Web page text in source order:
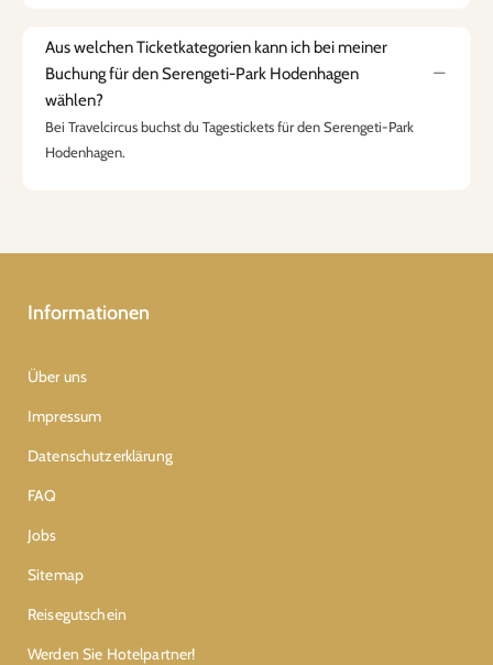
Aus welchen Ticketkategorien kann ich bei meiner
Buchung für den Serengeti-Park Hodenhagen
wählen?
Bei Travelcircus buchst du Tagestickets für den Serengeti-Park
Hodenhagen.
Informationen
Über uns
Impressum
Datenschutzerklärung
FAQ
Jobs
Sitemap
Reisegutschein
Werden Sie Hotelpartner!